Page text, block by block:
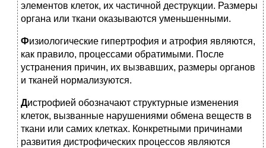
элементов клеток, их частичной деструкции. Размеры
органа или ткани оказываются уменьшенными.
Физиологические гипертрофия и атрофия являются,
как правило, процессами обратимыми. После
устранения причин, их вызвавших, размеры органов
и тканей нормализуются.
Дистрофией обозначают структурные изменения
клеток, вызванные нарушениями обмена веществ в
ткани или самих клетках. Конкретными причинами
развития дистрофических процессов являются